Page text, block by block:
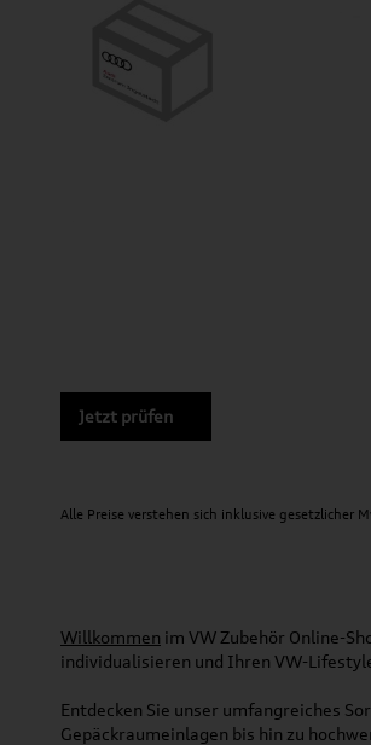
Jetzt prüfen
Alle Preise verstehen sich inklusive gesetzlicher
Willkommen im VW Zubehör Online-
individualisieren und Ihren VW-
Entdecken Sie unser umfangreiches
Gepäckraumeinlagen bis hin zu